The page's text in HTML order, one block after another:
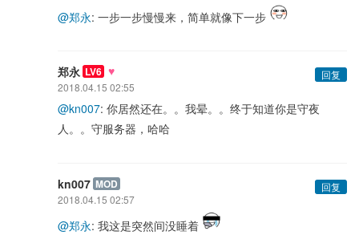
@郑永: 一步一步慢慢来，简单就像下一步
郑永 LV6 ♥
回复
2018.04.15 02:55
@kn007: 你居然还在。。我晕。。终于知道你是守夜
人。。守服务器，哈哈
kn007 MOD
回复
2018.04.15 02:57
@郑永: 我这是突然间没睡着